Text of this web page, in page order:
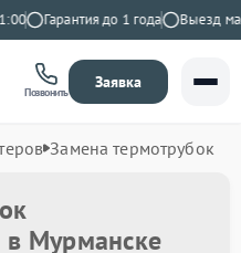
Гарантия до 1 года Выезд
Позвонить
Заявка
Замена термотрубок
в Мурманске